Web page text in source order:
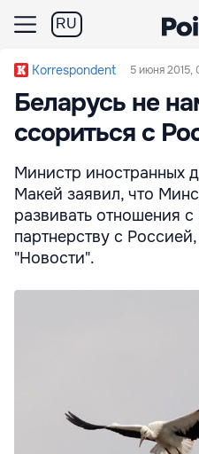
RU
Korrespondent 5 июня 2015,
Беларусь не
ссориться с
Министр иностранных
Макей заявил, что
развивать отношения
партнерству с
"Новости".